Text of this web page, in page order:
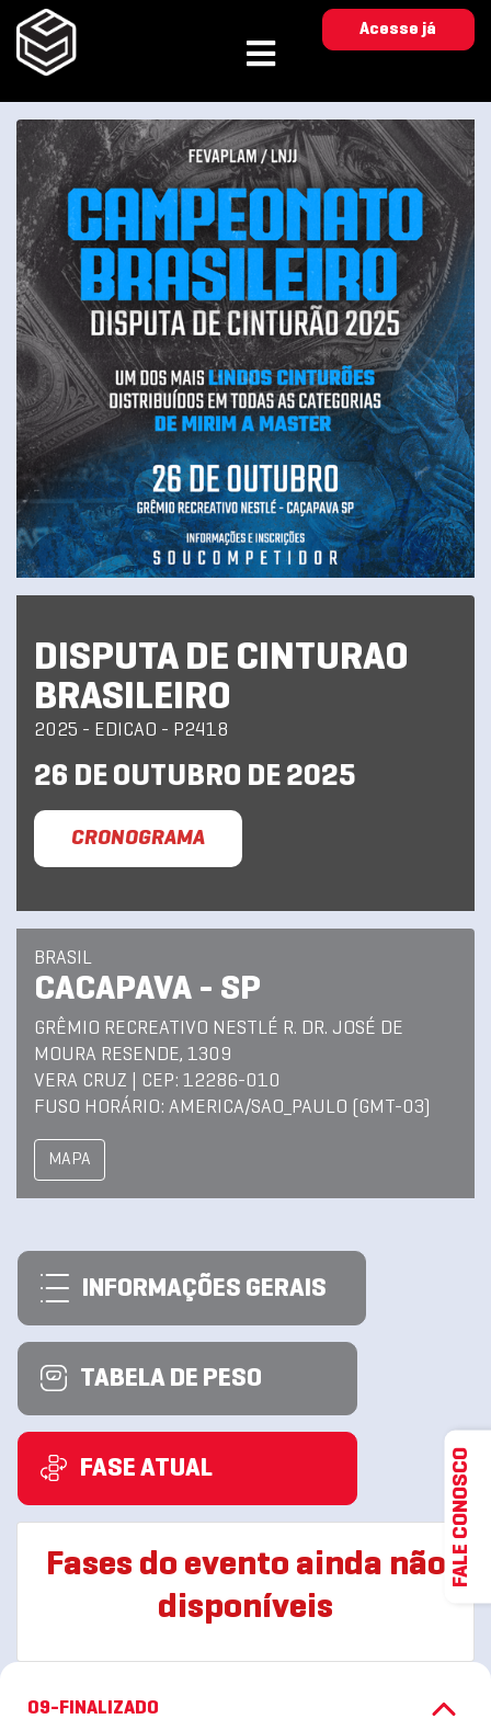
Acesse já
DISPUTA DE CINTURAO
BRASILEIRO
2025 - EDICAO - P2418
26 DE OUTUBRO DE 2025
CRONOGRAMA
BRASIL
CACAPAVA - SP
GRÊMIO RECREATIVO NESTLÉ R. DR. JOSÉ DE
MOURA RESENDE, 1309
VERA CRUZ | CEP: 12286-010
FUSO HORÁRIO: AMERICA/SAO_PAULO (GMT-03)
MAPA
INFORMAÇÕES GERAIS
TABELA DE PESO
FASE ATUAL
Fases do evento ainda não
disponíveis
09-FINALIZADO
FALE CONOSCO